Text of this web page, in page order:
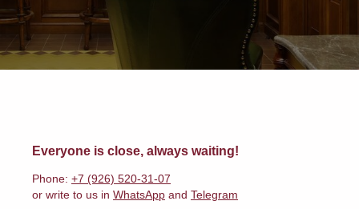
Everyone is close, always waiting!
Phone: +7 (926) 520-31-07
or write to us in WhatsApp and Telegram